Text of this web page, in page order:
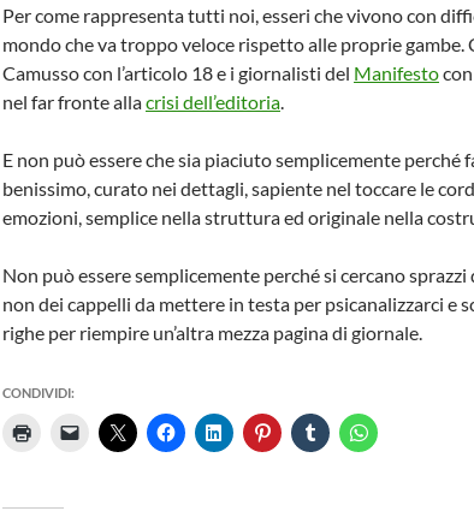
Per come rappresenta tutti noi, esseri che vivono con
mondo che va troppo veloce rispetto alle proprie gambe.
Camusso con l’articolo 18 e i giornalisti del Manifesto
nel far fronte allacrisi dell’editoria.
E non può essere che sia piaciuto semplicemente perché
benissimo, curato nei dettagli, sapiente nel toccare le
emozioni, semplice nella struttura ed originale nella
Non può essere semplicemente perché si cercano sprazzi
non dei cappelli da mettere in testa per psicanalizzarci e
righe per riempire un’altra mezza pagina di giornale.
CONDIVIDI: